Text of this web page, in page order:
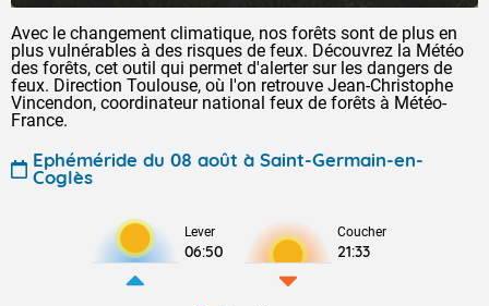
Avec le changement climatique, nos forêts sont de plus en
plus vulnérables à des risques de feux. Découvrez la Météo
des forêts, cet outil qui permet d'alerter sur les dangers de
feux. Direction Toulouse, où l'on retrouve Jean-Christophe
Vincendon, coordinateur national feux de forêts à Météo-
France.
Ephéméride du 08 août à Saint-Germain-en-
Coglès
Lever
06:50
Coucher
21:33